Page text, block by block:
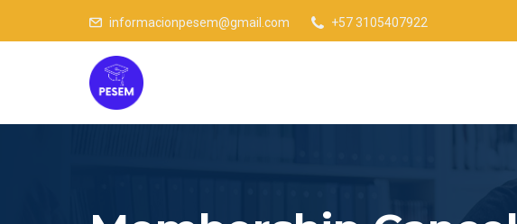
informacionpesem@gmail.com +57 3105407922